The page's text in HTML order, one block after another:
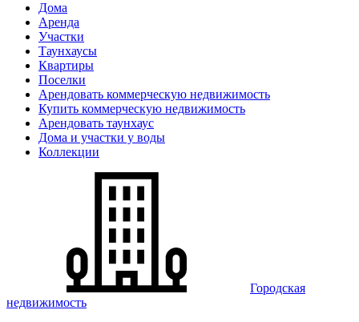
Дома
Аренда
Участки
Таунхаусы
Квартиры
Поселки
Арендовать коммерческую недвижимость
Купить коммерческую недвижимость
Арендовать таунхаус
Дома и участки у воды
Коллекции
Городская
недвижимость